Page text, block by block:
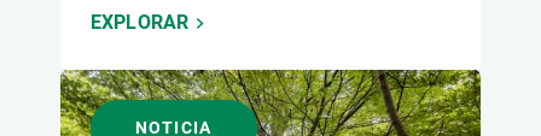
EXPLORAR
NOTICIA